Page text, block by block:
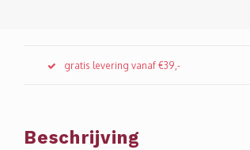
gratis levering vanaf €39,-
Beschrijving